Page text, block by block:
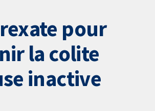
pour
la colite
inactive